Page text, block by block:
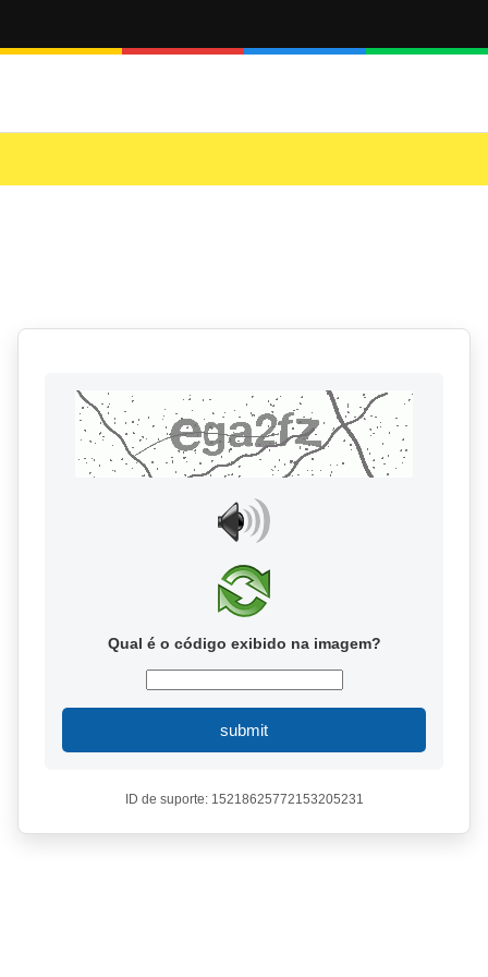
Qual é o código exibido na imagem?
submit
ID de suporte: 15218625772153205231